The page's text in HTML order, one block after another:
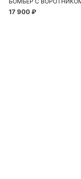
17 900 ₽